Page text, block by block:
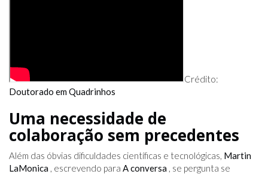
Crédito:
Doutorado em Quadrinhos
Uma necessidade de
colaboração sem precedentes
Além das óbvias dificuldades científicas e tecnológicas, Martin
LaMonica , escrevendo para A conversa , se pergunta se